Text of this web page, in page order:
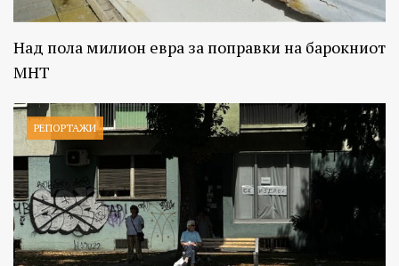
Над пола милион евра за поправки на барокниот
МНТ
РЕПОРТАЖИ